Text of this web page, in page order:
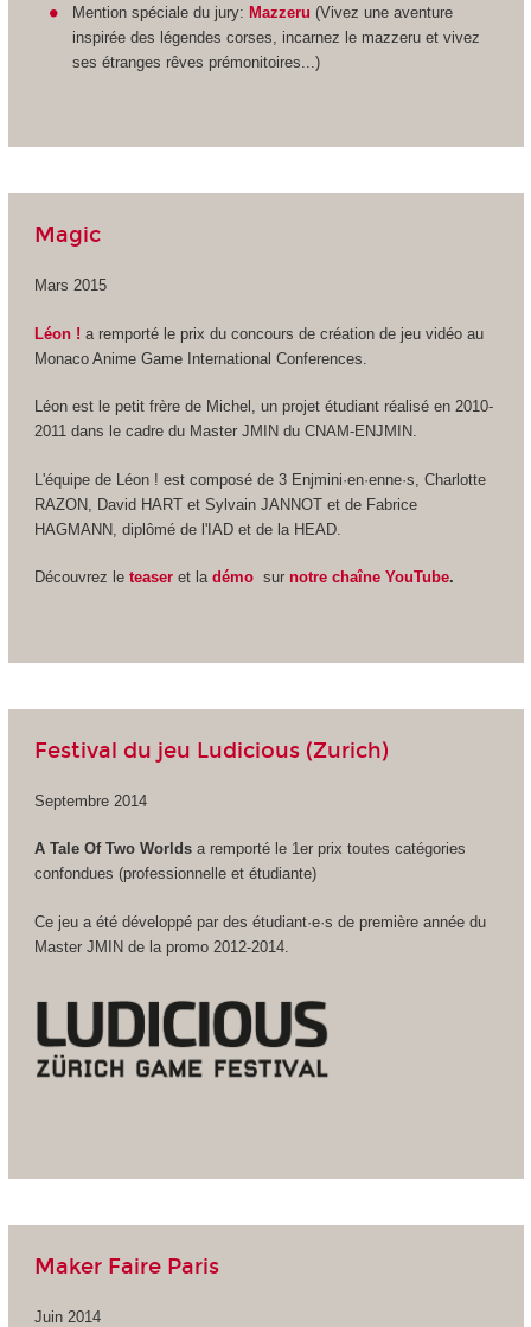
Mention spéciale du jury: Mazzeru (Vivez une aventure
inspirée des légendes corses, incarnez le mazzeru et vivez
ses étranges rêves prémonitoires...)
Magic
Mars 2015
Léon ! a remporté le prix du concours de création de jeu vidéo au
Monaco Anime Game International Conferences.
Léon est le petit frère de Michel, un projet étudiant réalisé en 2010-
2011 dans le cadre du Master JMIN du CNAM-ENJMIN.
L'équipe de Léon ! est composé de 3 Enjmini·en·enne·s, Charlotte
RAZON, David HART et Sylvain JANNOT et de Fabrice
HAGMANN, diplômé de l'IAD et de la HEAD.
Découvrez le teaser et la démo sur notre chaîne YouTube.
Festival du jeu Ludicious (Zurich)
Septembre 2014
A Tale Of Two Worlds a remporté le 1er prix toutes catégories
confondues (professionnelle et étudiante)
Ce jeu a été développé par des étudiant·e·s de première année du
Master JMIN de la promo 2012-2014.
Maker Faire Paris
Juin 2014